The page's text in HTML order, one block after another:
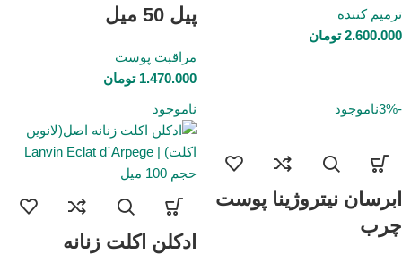
ترمیم کننده
2.600.000 تومان
پیل 50 میل
مراقبت پوست
1.470.000 تومان
-3%
ناموجود
ابرسان نیتروژینا پوست
چرب
ناموجود
ادکلن اکلت زنانه